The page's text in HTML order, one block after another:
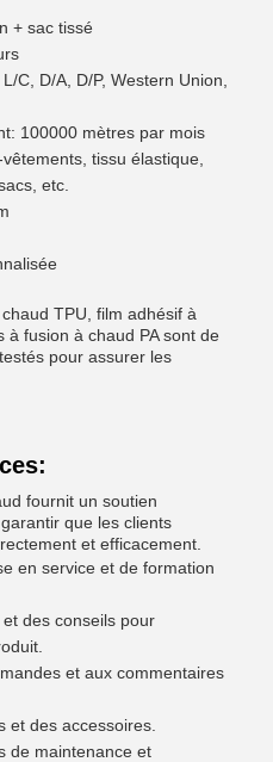
+ sac tissé
C, D/A, D/P, Western Union,
100000 mètres par mois
tissu élastique,
etc.
TPU, film adhésif à
à fusion à chaud PA sont de
pour assurer les
fournit un soutien
que les clients
et efficacement.
en service et de formation
des conseils pour
et aux commentaires
et des accessoires.
de maintenance et